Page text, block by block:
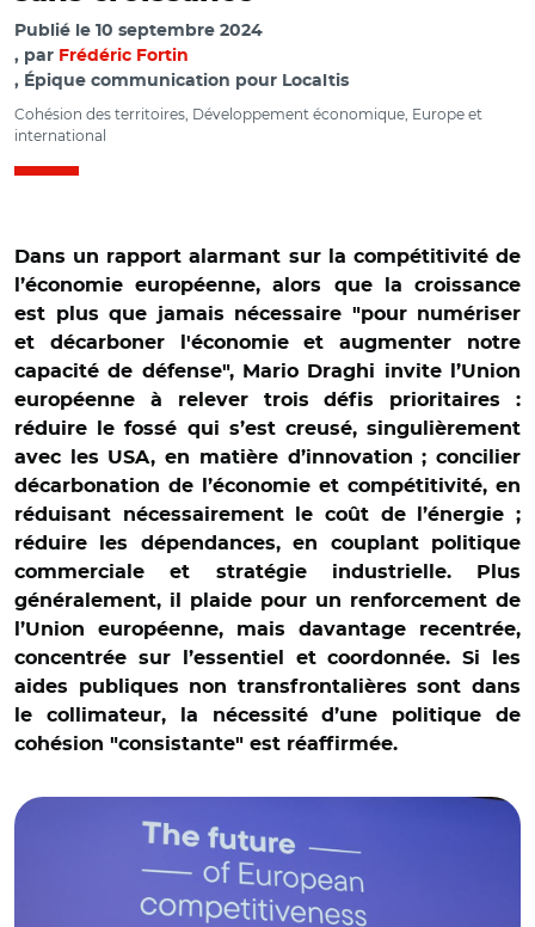
Publié le 10 septembre 2024
par Frédéric Fortin
, Épique communication pour Localtis
Cohésion des territoires, Développement économique, Europe et
international
Dans un rapport alarmant sur la compétitivité de
l’économie européenne, alors que la croissance
est plus que jamais nécessaire "pour numériser
et décarboner l'économie et augmenter notre
capacité de défense", Mario Draghi invite l’Union
européenne à relever trois défis prioritaires :
réduire le fossé qui s’est creusé, singulièrement
avec les USA, en matière d’innovation ; concilier
décarbonation de l’économie et compétitivité, en
réduisant nécessairement le coût de l’énergie ;
réduire les dépendances, en couplant politique
commerciale et stratégie industrielle. Plus
généralement, il plaide pour un renforcement de
l’Union européenne, mais davantage recentrée,
concentrée sur l’essentiel et coordonnée. Si les
aides publiques non transfrontalières sont dans
le collimateur, la nécessité d’une politique de
cohésion "consistante" est réaffirmée.
© European Union, 2024/ Mario Draghi et Ursula von der